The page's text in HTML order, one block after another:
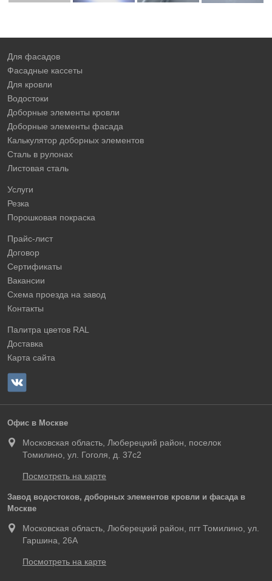
Для фасадов
Фасадные кассеты
Для кровли
Водостоки
Доборные элементы кровли
Доборные элементы фасада
Калькулятор доборных элементов
Сталь в рулонах
Листовая сталь
Услуги
Резка
Порошковая покраска
Прайс-лист
Договор
Сертификаты
Вакансии
Схема проезда на завод
Контакты
Палитра цветов RAL
Доставка
Карта сайта
Офис в Москве
Московская область, Люберецкий район, поселок
Томилино, ул. Гоголя, д. 37с2
Посмотреть на карте
Завод водостоков, доборных элементов кровли и фасада в
Москве
Московская область, Люберецкий район, пгт Томилино, ул.
Гаршина, 26А
Посмотреть на карте